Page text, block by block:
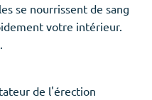
se nourrissent de sang
votre intérieur.
de l'érection